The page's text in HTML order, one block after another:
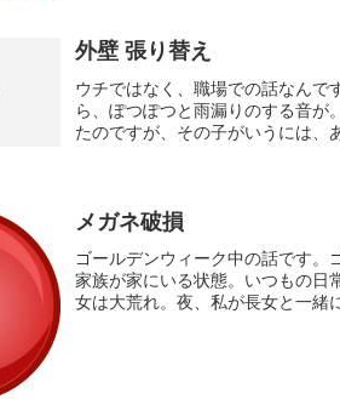
外壁 張り替え
ウチではなく、職場での話なんで
ら、ぽつぽつと雨漏りのする音が
たのですが、その子がいうには、
メガネ破損
ゴールデンウィーク中の話です。
家族が家にいる状態。いつもの日
女は大荒れ。夜、私が長女と一緒